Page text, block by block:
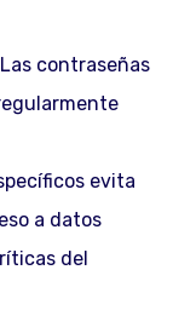
Las contraseñas
evita
a datos
del